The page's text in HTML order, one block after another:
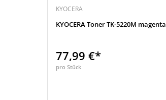
KYOCERA
KYOCERA Toner TK-5220M magenta
77,99 €*
pro Stück